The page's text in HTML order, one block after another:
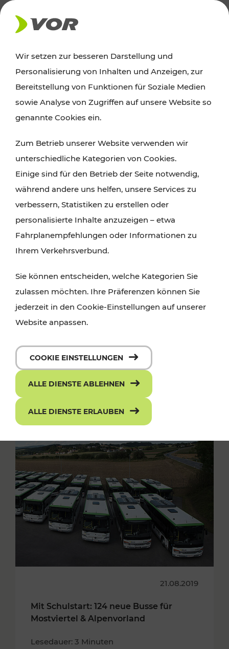
AKTUELLES
News
Alle wichtigen Meldungen zu Fahrplanänderungen,
finden Sie hier im Überblick.
21.08.2019
Mit Schulstart: 124 neue Busse für
Mostviertel & Alpenvorland
Lesedauer: 3 Minuten
Wir setzen zur besseren Darstellung und
Personalisierung von Inhalten und Anzeigen, zur
Bereitstellung von Funktionen für Soziale Medien
sowie Analyse von Zugriffen auf unsere Website so
genannte Cookies ein.
Zum Betrieb unserer Website verwenden wir
unterschiedliche Kategorien von Cookies.
Einige sind für den Betrieb der Seite notwendig,
während andere uns helfen, unsere Services zu
verbessern, Statistiken zu erstellen oder
personalisierte Inhalte anzuzeigen – etwa
Fahrplanempfehlungen oder Informationen zu
Ihrem Verkehrsverbund.
Sie können entscheiden, welche Kategorien Sie
zulassen möchten. Ihre Präferenzen können Sie
jederzeit in den Cookie-Einstellungen auf unserer
Website anpassen.
COOKIE EINSTELLUNGEN
ALLE DIENSTE ABLEHNEN
ALLE DIENSTE ERLAUBEN